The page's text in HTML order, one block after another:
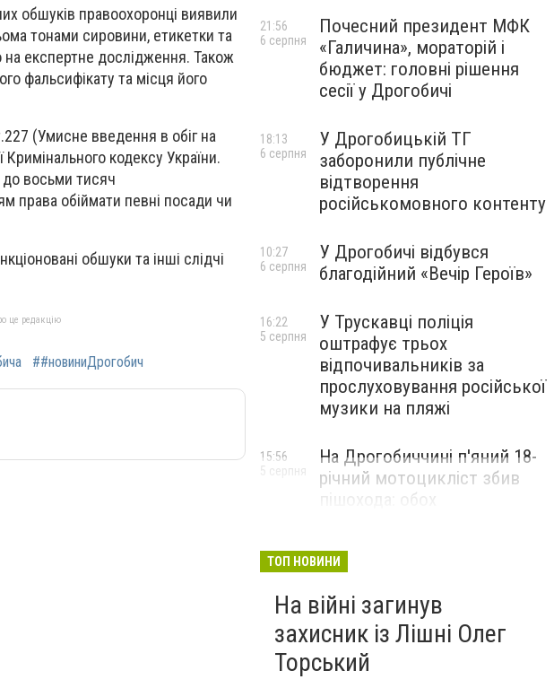
обшуків правоохоронці виявили
тонами сировини, етикетки та
експертне дослідження. Також
фальсифікату та місця його
(Умисне введення в обіг на
кодексу України.
до восьми тисяч
права обіймати певні посади чи
обшуки та інші слідчі
це редакцію
##новиниДрогобич
Почесний президент МФК
«Галичина», мораторій і
бюджет: головні рішення
сесії у Дрогобичі
21:56
6 серпня
У Дрогобицькій ТГ
заборонили публічне
відтворення
російськомовного контенту
18:13
6 серпня
У Дрогобичі відбувся
благодійний «Вечір Героїв»
10:27
6 серпня
У Трускавці поліція
оштрафує трьох
відпочивальників за
прослуховування російської
музики на пляжі
16:22
5 серпня
На Дрогобиччині п'яний 18-
річний мотоцикліст збив
пішохода: обох
15:56
5 серпня
ТОП НОВИНИ
На війні загинув
захисник із Лішні Олег
Торський